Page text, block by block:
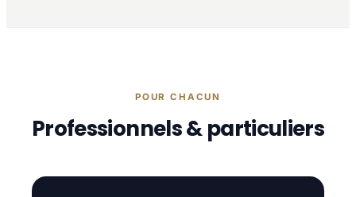
POUR CHACUN
Professionnels & particuliers